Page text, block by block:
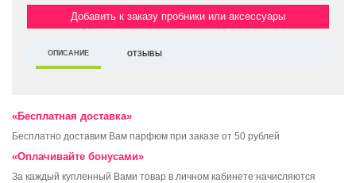
Добавить к заказу пробники или аксессуары
ОПИСАНИЕ ОТЗЫВЫ
«Бесплатная доставка»
Бесплатно доставим Вам парфюм при заказе от 50 рублей
«Оплачивайте бонусами»
За каждый купленный Вами товар в личном кабинете начисляются